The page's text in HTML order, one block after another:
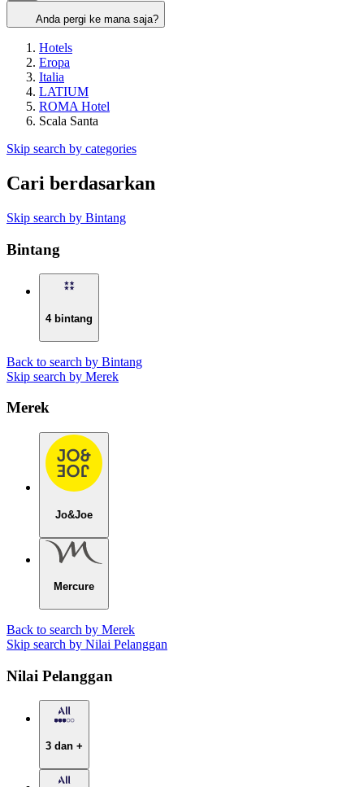
Anda pergi ke mana saja?
Hotels
Eropa
Italia
LATIUM
ROMA Hotel
Scala Santa
Skip search by categories
Cari berdasarkan
Skip search by Bintang
Bintang
4 bintang
Back to search by Bintang
Skip search by Merek
Merek
Jo&Joe
Mercure
Back to search by Merek
Skip search by Nilai Pelanggan
Nilai Pelanggan
3 dan +